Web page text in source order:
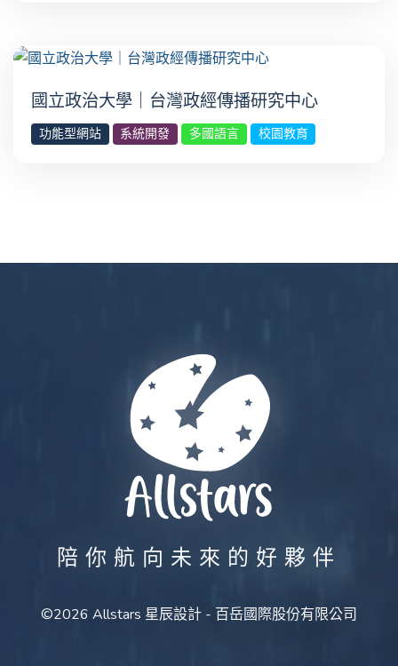
國立政治大學｜台灣政經傳播研究中心
功能型網站 系統開發 多國語言 校園教育
陪你航向未來的好夥伴
©2026 Allstars 星辰設計 - 百岳國際股份有限公司